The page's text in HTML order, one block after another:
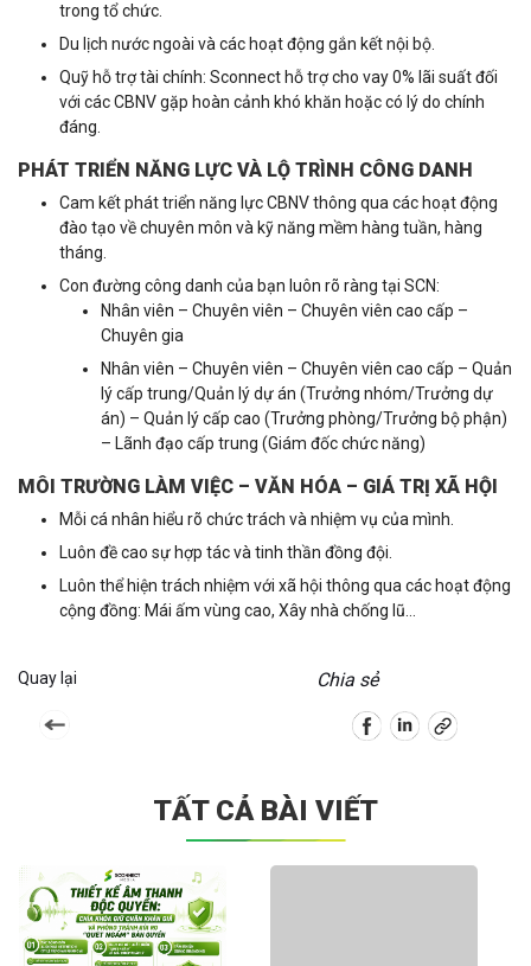
trong tổ chức.
Du lịch nước ngoài và các hoạt động gắn kết nội bộ.
Quỹ hỗ trợ tài chính: Sconnect hỗ trợ cho vay 0% lãi suất đối
với các CBNV gặp hoàn cảnh khó khăn hoặc có lý do chính
đáng.
PHÁT TRIỂN NĂNG LỰC VÀ LỘ TRÌNH CÔNG DANH
Cam kết phát triển năng lực CBNV thông qua các hoạt động
đào tạo về chuyên môn và kỹ năng mềm hàng tuần, hàng
tháng.
Con đường công danh của bạn luôn rõ ràng tại SCN:
Nhân viên – Chuyên viên – Chuyên viên cao cấp –
Chuyên gia
Nhân viên – Chuyên viên – Chuyên viên cao cấp – Quản
lý cấp trung/Quản lý dự án (Trưởng nhóm/Trưởng dự
án) – Quản lý cấp cao (Trưởng phòng/Trưởng bộ phận)
– Lãnh đạo cấp trung (Giám đốc chức năng)
MÔI TRƯỜNG LÀM VIỆC – VĂN HÓA – GIÁ TRỊ XÃ HỘI
Mỗi cá nhân hiểu rõ chức trách và nhiệm vụ của mình.
Luôn đề cao sự hợp tác và tinh thần đồng đội.
Luôn thể hiện trách nhiệm với xã hội thông qua các hoạt động
cộng đồng: Mái ấm vùng cao, Xây nhà chống lũ…
Quay lại Chia sẻ
TẤT CẢ BÀI VIẾT